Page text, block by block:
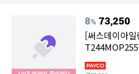
8% 73,250
[써스데이아